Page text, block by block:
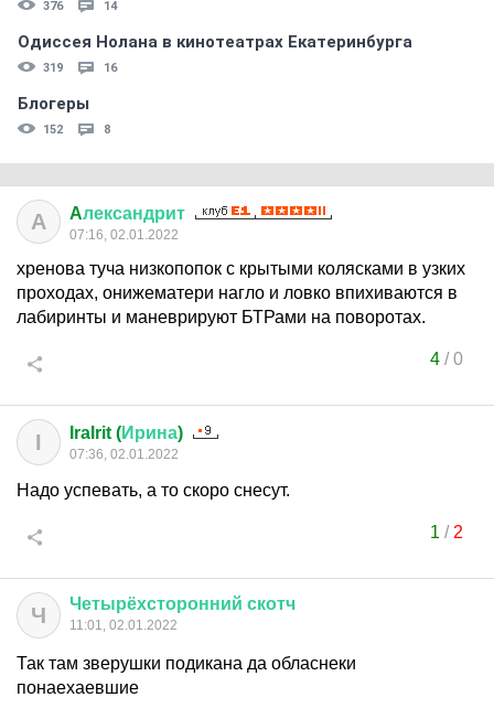
376 14
Одиссея Нолана в кинотеатрах Екатеринбурга
319 16
Блогеры
152 8
A Aлександрит
07:16, 02.01.2022
хренова туча низкопопок с крытыми колясками в узких
проходах, онижематери нагло и ловко впихиваются в
лабиринты и маневрируют БТРами на поворотах.
4/0
I IraIrit (Ирина)
07:36, 02.01.2022
Надо успевать, а то скоро снесут.
1 / 2
Ч Четырёхсторонний скотч
11:01, 02.01.2022
Так там зверушки подикана да обласнеки
понаехаевшие